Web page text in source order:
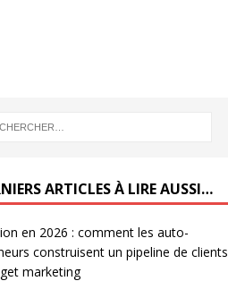
ARTICLES À LIRE AUSSI…
en 2026 : comment les auto-
construisent un pipeline de clients
marketing